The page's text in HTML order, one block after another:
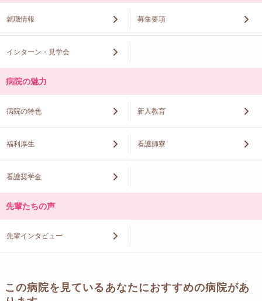
就職情報 募集要項
インターン・見学会
病院の魅力
病院の特色 新人教育
福利厚生 看護師寮
看護奨学金
先輩たちの声
先輩インタビュー
この病院を見ているあなたにおすすめの病院があ